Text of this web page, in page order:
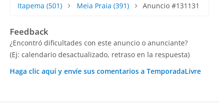
Itapema (501) Meia Praia (391) Anuncio #131131
Feedback
¿Encontró dificultades con este anuncio o anunciante?
(Ej: calendario desactualizado, retraso en la respuesta)
Haga clic aquí y envíe sus comentarios a TemporadaLivre